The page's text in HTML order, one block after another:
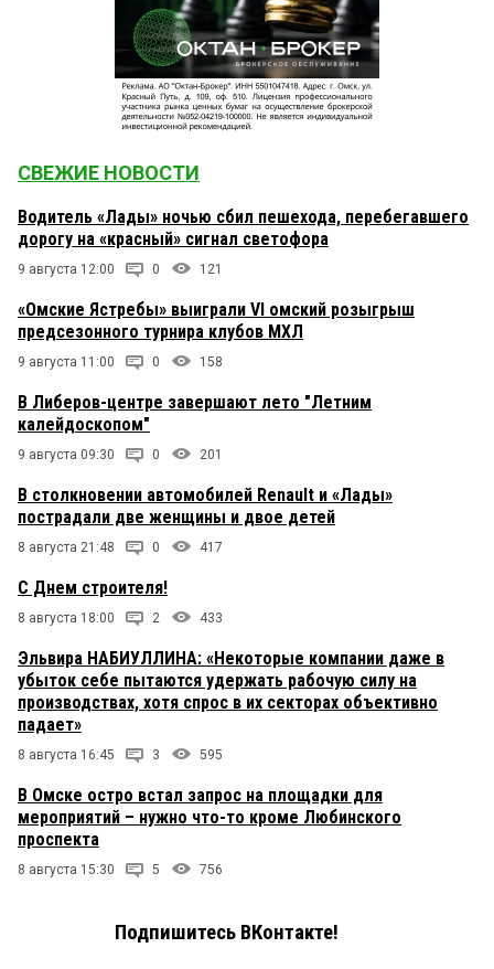
СВЕЖИЕ НОВОСТИ
Водитель «Лады» ночью сбил пешехода, перебегавшего
дорогу на «красный» сигнал светофора
9 августа 12:00 0 121
«Омские Ястребы» выиграли VI омский розыгрыш
предсезонного турнира клубов МХЛ
9 августа 11:00 0 158
В Либеров-центре завершают лето "Летним
калейдоскопом"
9 августа 09:30 0 201
В столкновении автомобилей Renault и «Лады»
пострадали две женщины и двое детей
8 августа 21:48 0 417
С Днем строителя!
8 августа 18:00 2 433
Эльвира НАБИУЛЛИНА: «Некоторые компании даже в
убыток себе пытаются удержать рабочую силу на
производствах, хотя спрос в их секторах объективно
падает»
8 августа 16:45 3 595
В Омске остро встал запрос на площадки для
мероприятий – нужно что-то кроме Любинского
проспекта
8 августа 15:30 5 756
Подпишитесь ВКонтакте!